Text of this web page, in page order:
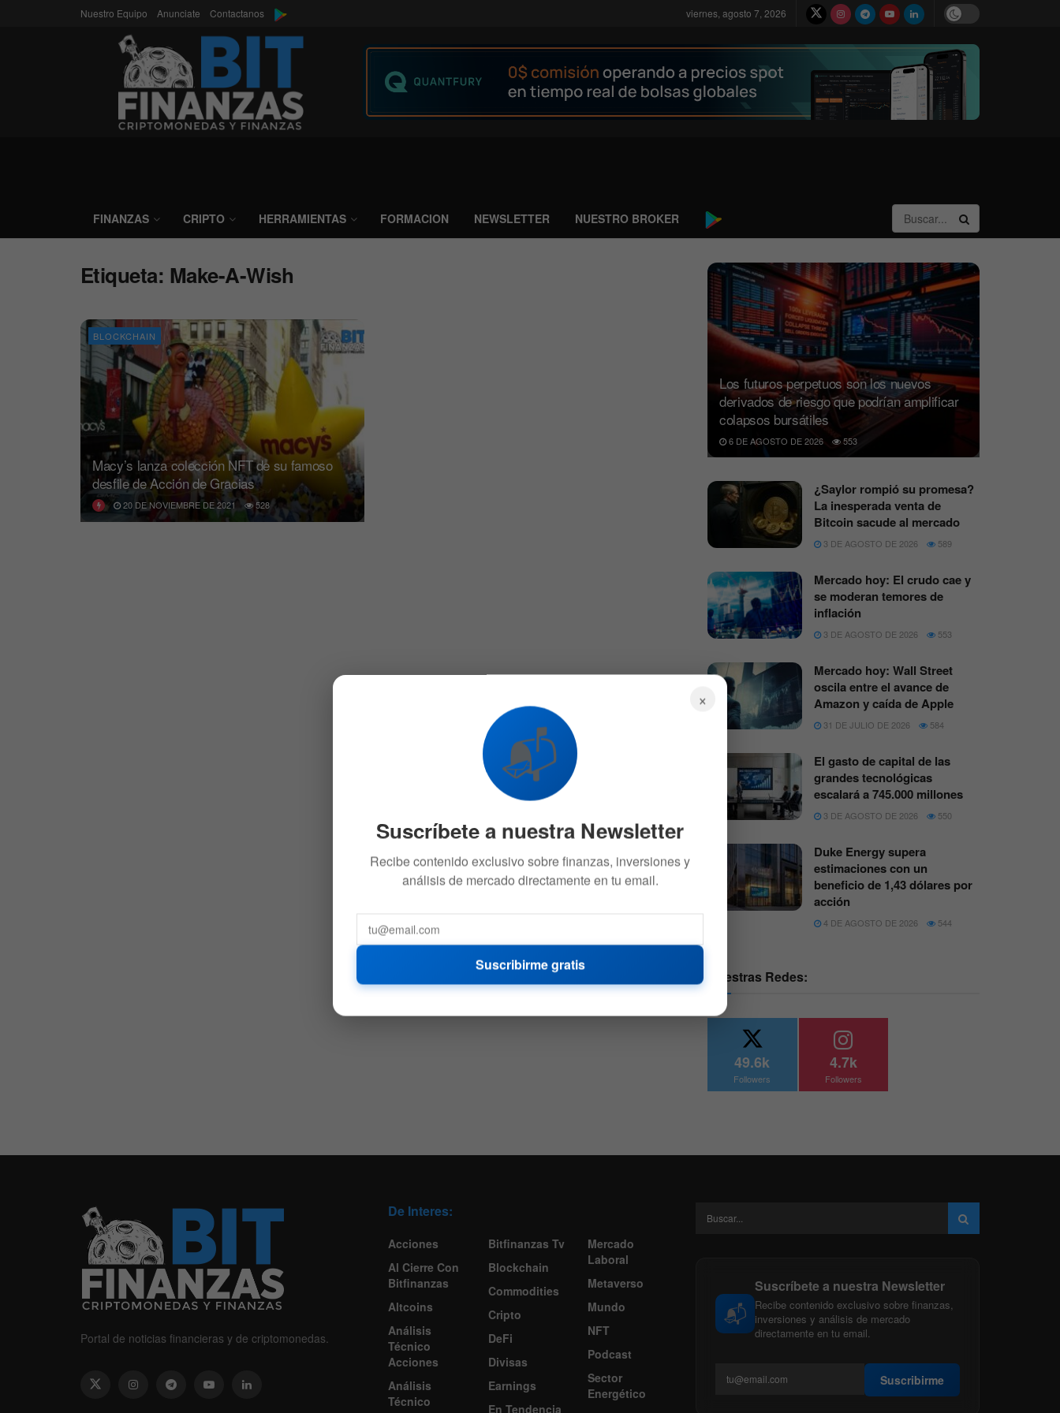
Nuestro Equipo Anunciate Contactanos viernes, agosto 7, 2026
FINANZAS CRIPTO HERRAMIENTAS FORMACION NEWSLETTER NUESTRO BROKER
Etiqueta: Make-A-Wish
BLOCKCHAIN
Macy’s lanza colección NFT de su famoso
desfile de Acción de Gracias
20 DE NOVIEMBRE DE 2021 528
Los futuros perpetuos son los nuevos
derivados de riesgo que podrían amplificar
colapsos bursátiles
6 DE AGOSTO DE 2026 553
¿Saylor rompió su promesa?
La inesperada venta de
Bitcoin sacude al mercado
3 DE AGOSTO DE 2026 589
Mercado hoy: El crudo cae y
se moderan temores de
inflación
3 DE AGOSTO DE 2026 553
Mercado hoy: Wall Street
oscila entre el avance de
Amazon y caída de Apple
31 DE JULIO DE 2026 584
El gasto de capital de las
grandes tecnológicas
escalará a 745.000 millones
3 DE AGOSTO DE 2026 550
Duke Energy supera
estimaciones con un
beneficio de 1,43 dólares por
acción
4 DE AGOSTO DE 2026 544
Nuestras Redes:
49.6k
Followers
4.7k
Followers
Portal de noticias financieras y de criptomonedas.
De Interes:
Acciones
Al Cierre Con
Bitfinanzas
Altcoins
Análisis
Técnico
Acciones
Análisis
Técnico
Bitfinanzas Tv
Blockchain
Commodities
Cripto
DeFi
Divisas
Earnings
En Tendencia
Mercado
Laboral
Metaverso
Mundo
NFT
Podcast
Sector
Energético
📬
Suscríbete a nuestra Newsletter
Recibe contenido exclusivo sobre finanzas,
inversiones y análisis de mercado
directamente en tu email.
Suscribirme
×
📬
Suscríbete a nuestra Newsletter
Recibe contenido exclusivo sobre finanzas, inversiones y
análisis de mercado directamente en tu email.
Suscribirme gratis